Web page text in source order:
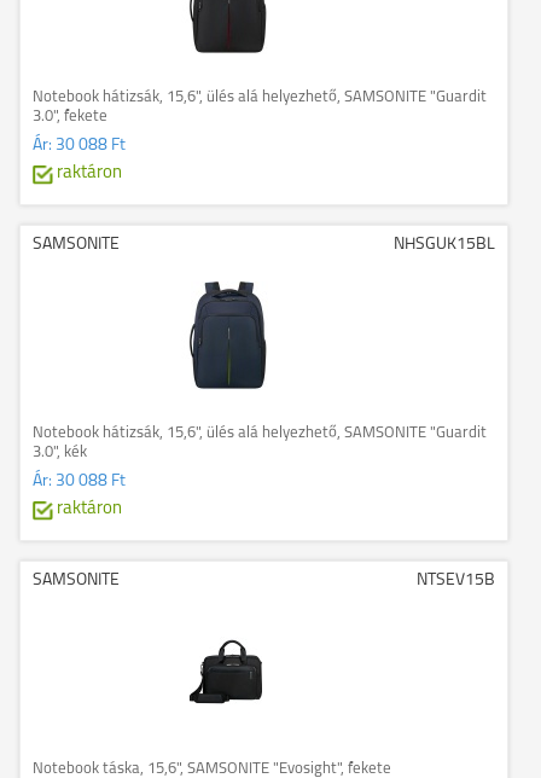
Notebook hátizsák, 15,6", ülés alá helyezhető, SAMSONITE "Guardit
3.0", fekete
Ár: 30 088 Ft
raktáron
SAMSONITE NHSGUK15BL
Notebook hátizsák, 15,6", ülés alá helyezhető, SAMSONITE "Guardit
3.0", kék
Ár: 30 088 Ft
raktáron
SAMSONITE NTSEV15B
Notebook táska, 15,6", SAMSONITE "Evosight", fekete